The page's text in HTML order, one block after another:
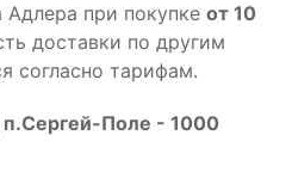
Адлера при покупке от 10
доставки по другим
согласно тарифам.
Поле - 1000